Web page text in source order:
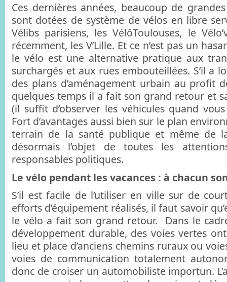
Ces dernières années, beaucoup de
sont dotées de système de vélos en libre
Vélibs parisiens, les VélôToulouses, le
récemment, les V’Lille. Et ce n’est pas un
le vélo est une alternative pratique aux
surchargés et aux rues embouteillées. S’il a
des plans d’aménagement urbain au profit
quelques temps il a fait son grand retour et
(il suffit d’observer les véhicules quand
Fort d’avantages aussi bien sur le plan
terrain de la santé publique et même de
désormais l’objet de toutes les
responsables politiques.
Le vélo pendant les vacances : à chacun
S’il est facile de l’utiliser en ville sur de
efforts d’équipement réalisés, il faut savoir
le vélo a fait son grand retour. Dans le
développement durable, des voies vertes
lieu et place d’anciens chemins ruraux ou
voies de communication totalement
donc de croiser un automobiliste importun.